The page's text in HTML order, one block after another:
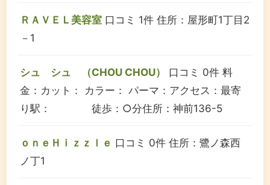
ＲＡＶＥＬ美容室 口コミ 1件 住所：屋形町1丁目2
－1
シュ シュ （CHOU CHOU） 口コミ 0件 料
金：カット： カラー： パーマ： アクセス：最寄
り駅： 徒歩：○分住所：神前136-5
ｏｎｅＨｉｚｚｌｅ 口コミ 0件 住所：鷺ノ森西
ノ丁1